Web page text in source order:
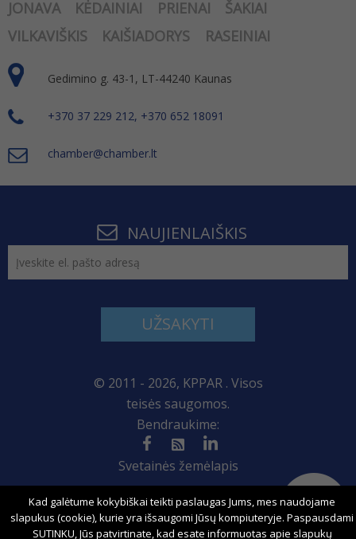
JONAVA
KĖDAINIAI PRIENAI
ŠAKIAI
VILKAVIŠKIS
KAIŠIADORYS RASEINIAI
Gedimino g. 43-1, LT-44240 Kaunas
+370 37 229 212, +370 652 18091
chamber@chamber.lt
NAUJIENLAIŠKIS
UŽSAKYTI
© 2011 - 2026, KPPAR . Visos
teisės saugomos.
Bendraukime:
Svetainės žemėlapis
Sprendimas:
Kad galėtume kokybiškai teikti paslaugas Jums, mes naudojame
slapukus (cookie), kurie yra išsaugomi Jūsų kompiuteryje. Paspausdami
SUTINKU, Jūs patvirtinate, kad esate informuotas apie slapukų